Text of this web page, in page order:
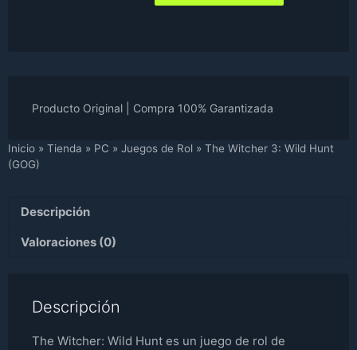
Inicio » Tienda » PC » Juegos de Rol » The Witcher 3: Wild Hunt
(GOG)
Descripción
Valoraciones (0)
Descripción
The Witcher: Wild Hunt es un juego de rol de
Witcher
Producto Original | Compra 100% Garantizada